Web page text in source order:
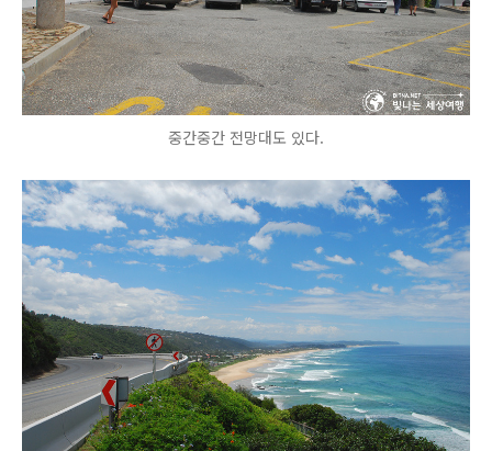
중간중간 전망대도 있다.